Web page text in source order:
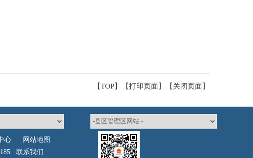
【TOP】 【打印页面 】【 关闭页面 】
中心
网站地图
联系我们